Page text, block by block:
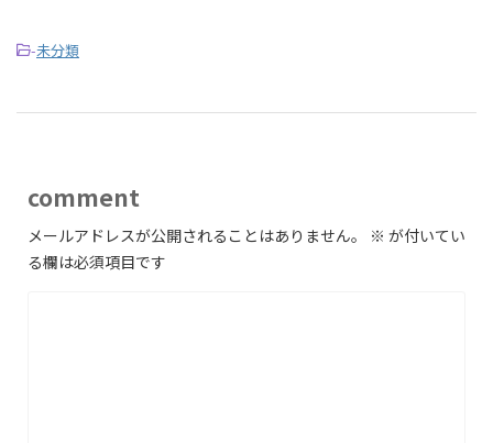
-未分類
comment
メールアドレスが公開されることはありません。 ※ が付いてい
る欄は必須項目です